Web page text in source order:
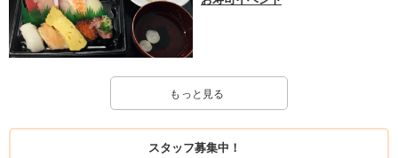
もっと見る
スタッフ募集中！